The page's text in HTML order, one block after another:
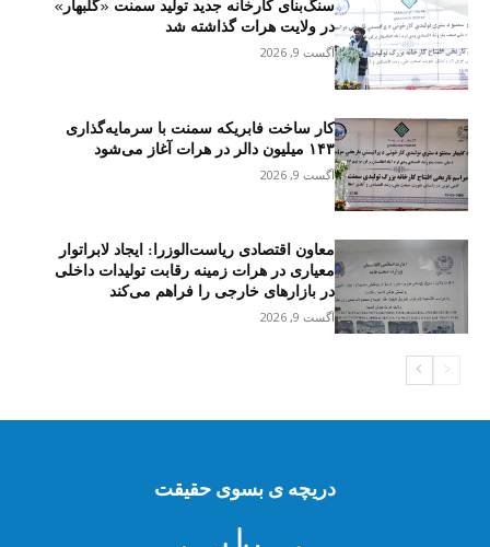
سنگ‌بنای کارخانه جدید تولید سمنت «گلبهار»
در ولایت هرات گذاشته شد
آگست 9, 2026
کار ساخت فابریکه سمنت با سرمایه‌گذاری
۱۴۳ میلیون دالر در هرات آغاز می‌شود
آگست 9, 2026
معاون اقتصادی ریاست‌الوزرا: ایجاد لابراتوار
معیاری در هرات زمینه رقابت تولیدات داخلی
در بازارهای خارجی را فراهم می‌کند
آگست 9, 2026
دریچه ی بسوی حقیقت